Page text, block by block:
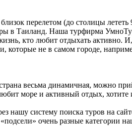
перелетом (до столицы
в Таиланд. Наша турфирма
кто любит отдыхать активно.
которые не в самом городе,
весьма динамичная, можно
море и активный отдых,
нашу систему поиска туров на
очень разные категории